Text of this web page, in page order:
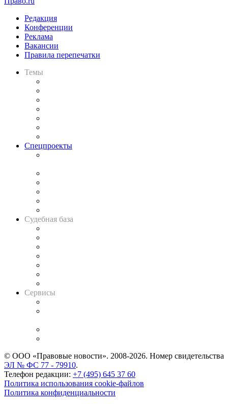
Редакция
Конференции
Реклама
Вакансии
Правила перепечатки
Темы
Спецпроекты
Судебная база
Сервисы
© ООО «Правовые новости». 2008-2026. Номер свидетельства
ЭЛ № ФС 77 - 79910.
Телефон редакции: +7 (495) 645 37 60
Политика использования cookie-файлов
Политика конфиденциальности